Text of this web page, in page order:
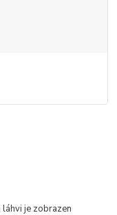
láhvi je zobrazen